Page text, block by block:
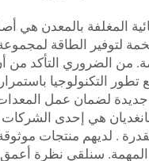
المغلفة بالمعدن هي
لتوفير الطاقة
من الضروري التأكد
التكنولوجيا
لضمان عمل المعدات
هي إحدى الشركات
. لديهم منتجات
المهمة. سنلقي نظرة